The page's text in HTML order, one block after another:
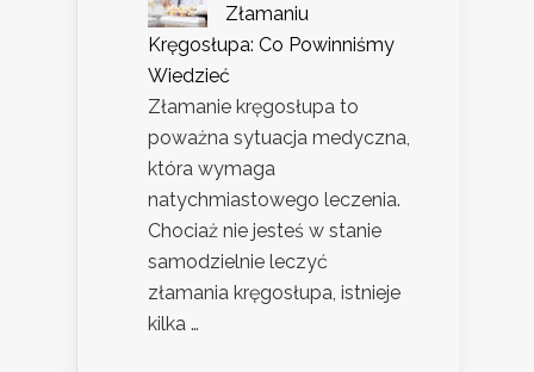
Złamaniu
Kręgosłupa: Co Powinniśmy
Wiedzieć
Złamanie kręgosłupa to
poważna sytuacja medyczna,
która wymaga
natychmiastowego leczenia.
Chociaż nie jesteś w stanie
samodzielnie leczyć
złamania kręgosłupa, istnieje
kilka …